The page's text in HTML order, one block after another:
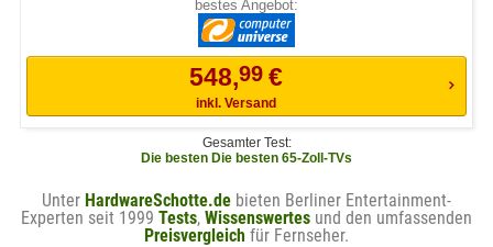
bestes Angebot:
548,99 €
inkl. Versand
Gesamter Test:
Die besten Die besten 65-Zoll-TVs
Unter HardwareSchotte.de bieten Berliner Entertainment-
Experten seit 1999 Tests, Wissenswertes und den umfassenden
Preisvergleich für Fernseher.